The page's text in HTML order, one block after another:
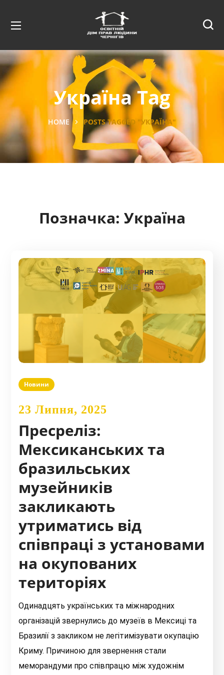
Україна Tag
HOME POSTS TAGGED "УКРАЇНА"
Позначка: Україна
Новини
23 Липня, 2025
Пресреліз:
Мексиканських та
бразильських
музейників
закликають
утриматись від
співпраці з установами
на окупованих
територіях
Одинадцять українських та міжнародних
організацій звернулись до музеїв в Мексиці та
Бразилії з закликом не легітимізувати окупацію
Криму. Причиною для звернення стали
меморандуми про співпрацю між художнім